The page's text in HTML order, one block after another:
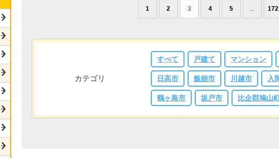
1 2 3 4 5 172
カテゴリ
すべて 戸建て マンション
日高市 飯能市 川越市 入
鶴ヶ島市 坂戸市 比企郡鳩山